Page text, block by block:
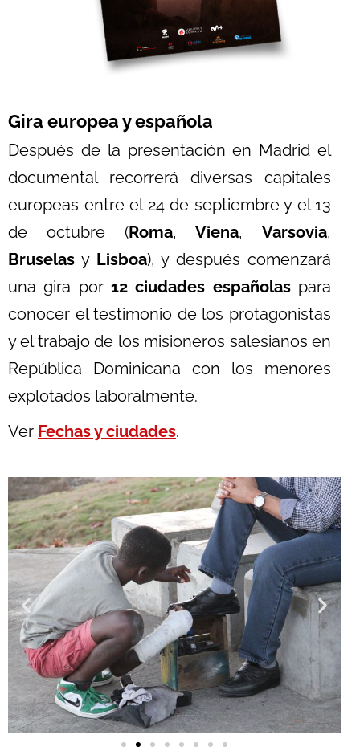
Gira europea y española
Después de la presentación en Madrid el
documental recorrerá diversas capitales
europeas entre el 24 de septiembre y el 13
de octubre (Roma,Viena,Varsovia,
Bruselas y Lisboa), y después comenzará
una gira por12 ciudades españolaspara
conocer el testimonio de los protagonistas
y el trabajo de los misioneros salesianos en
República Dominicana con los menores
explotados laboralmente.
Ver Fechas y ciudades.